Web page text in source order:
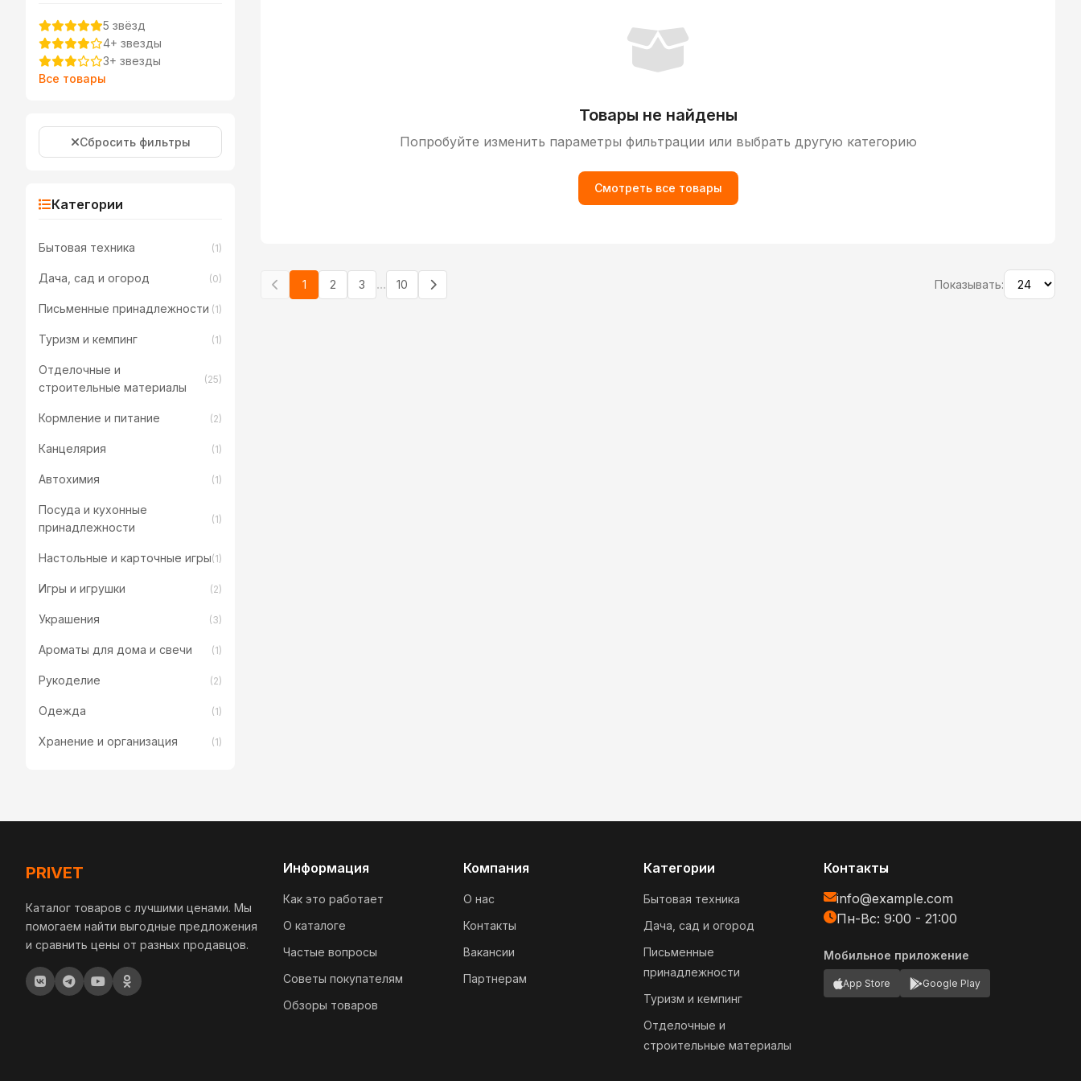
5 звёзд
4+ звезды
3+ звезды
Все товары
Сбросить фильтры
Категории
Бытовая техника (1)
Дача, сад и огород (0)
Письменные принадлежности (1)
Туризм и кемпинг (1)
Отделочные и
строительные материалы
(25)
Кормление и питание (2)
Канцелярия (1)
Автохимия (1)
Посуда и кухонные
принадлежности
(1)
Настольные и карточные игры(1)
Игры и игрушки (2)
Украшения (3)
Ароматы для дома и свечи (1)
Рукоделие (2)
Одежда (1)
Хранение и организация (1)
Товары не найдены
Попробуйте изменить параметры фильтрации или выбрать другую категорию
Смотреть все товары
1 2 3 ... 10 Показывать:
PRIVET
Каталог товаров с лучшими ценами. Мы
помогаем найти выгодные предложения
и сравнить цены от разных продавцов.
Информация
Как это работает
О каталоге
Частые вопросы
Советы покупателям
Обзоры товаров
Компания
О нас
Контакты
Вакансии
Партнерам
Категории
Бытовая техника
Дача, сад и огород
Письменные
принадлежности
Туризм и кемпинг
Отделочные и
строительные материалы
Контакты
info@example.com
Пн-Вс: 9:00 - 21:00
Мобильное приложение
App Store Google Play